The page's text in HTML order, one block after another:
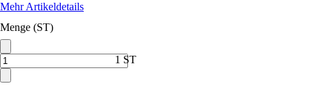
Mehr Artikeldetails
Menge (ST)
1 ST